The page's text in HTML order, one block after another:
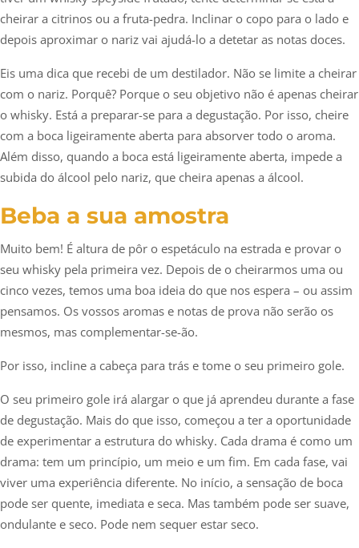
cheirar a citrinos ou a fruta-pedra. Inclinar o copo para o lado e
depois aproximar o nariz vai ajudá-lo a detetar as notas doces.
Eis uma dica que recebi de um destilador. Não se limite a cheirar
com o nariz. Porquê? Porque o seu objetivo não é apenas cheirar
o whisky. Está a preparar-se para a degustação. Por isso, cheire
com a boca ligeiramente aberta para absorver todo o aroma.
Além disso, quando a boca está ligeiramente aberta, impede a
subida do álcool pelo nariz, que cheira apenas a álcool.
Beba a sua amostra
Muito bem! É altura de pôr o espetáculo na estrada e provar o
seu whisky pela primeira vez. Depois de o cheirarmos uma ou
cinco vezes, temos uma boa ideia do que nos espera – ou assim
pensamos. Os vossos aromas e notas de prova não serão os
mesmos, mas complementar-se-ão.
Por isso, incline a cabeça para trás e tome o seu primeiro gole.
O seu primeiro gole irá alargar o que já aprendeu durante a fase
de degustação. Mais do que isso, começou a ter a oportunidade
de experimentar a estrutura do whisky. Cada drama é como um
drama: tem um princípio, um meio e um fim. Em cada fase, vai
viver uma experiência diferente. No início, a sensação de boca
pode ser quente, imediata e seca. Mas também pode ser suave,
ondulante e seco. Pode nem sequer estar seco.